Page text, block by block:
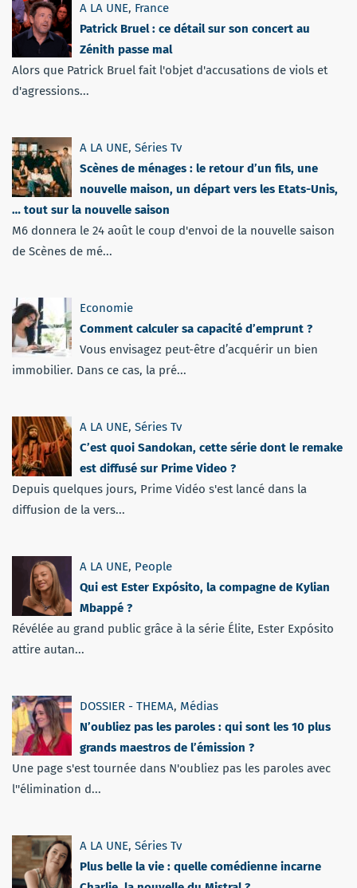
A LA UNE, France
Patrick Bruel : ce détail sur son concert au
Zénith passe mal
Alors que Patrick Bruel fait l'objet d'accusations de viols et
d'agressions...
A LA UNE, Séries Tv
Scènes de ménages : le retour d’un fils, une
nouvelle maison, un départ vers les Etats-Unis,
… tout sur la nouvelle saison
M6 donnera le 24 août le coup d'envoi de la nouvelle saison
de Scènes de mé...
Economie
Comment calculer sa capacité d’emprunt ?
Vous envisagez peut-être d’acquérir un bien
immobilier. Dans ce cas, la pré...
A LA UNE, Séries Tv
C’est quoi Sandokan, cette série dont le remake
est diffusé sur Prime Video ?
Depuis quelques jours, Prime Vidéo s'est lancé dans la
diffusion de la vers...
A LA UNE, People
Qui est Ester Expósito, la compagne de Kylian
Mbappé ?
Révélée au grand public grâce à la série Élite, Ester Expósito
attire autan...
DOSSIER - THEMA, Médias
N’oubliez pas les paroles : qui sont les 10 plus
grands maestros de l’émission ?
Une page s'est tournée dans N'oubliez pas les paroles avec
l''élimination d...
A LA UNE, Séries Tv
Plus belle la vie : quelle comédienne incarne